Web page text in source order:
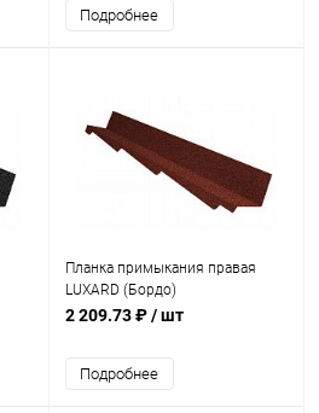
Подробнее
Планка примыкания правая
LUXARD (Бордо)
2 209.73 ₽/ шт
Подробнее